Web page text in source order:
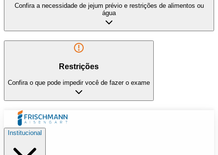
Confira a necessidade de jejum prévio e restrições de alimentos ou
água
Restrições
Confira o que pode impedir você de fazer o exame
Institucional